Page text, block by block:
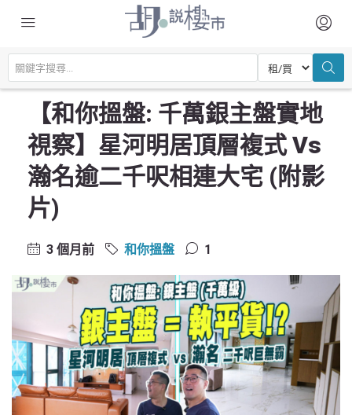
主頁
和你搵盤
【和你搵盤: 千萬銀主盤實地視察】星河明居頂層複式 vs 瀚名逾二千呎相
連大宅 (附影片)
【和你搵盤: 千萬銀主盤實地
視察】星河明居頂層複式 Vs
瀚名逾二千呎相連大宅 (附影
片)
3 個月前 和你搵盤 1